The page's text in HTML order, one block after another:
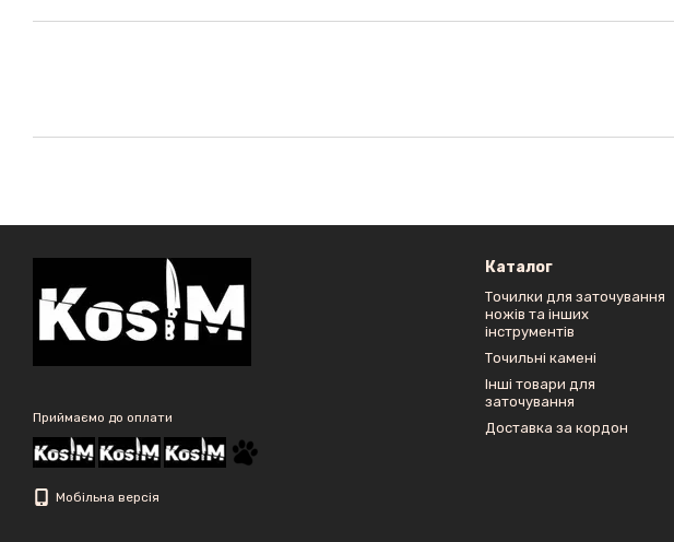
Приймаємо до оплати
Мобільна версія
Каталог
Точилки для заточування
ножів та інших
інструментів
Точильні камені
Інші товари для
заточування
Доставка за кордон